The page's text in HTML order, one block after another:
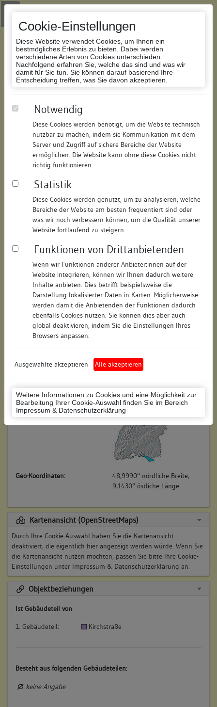
Cookie-Einstellungen
Diese Website verwendet Cookies, um Ihnen ein
bestmögliches Erlebnis zu bieten. Dabei werden
verschiedene Arten von Cookies unterschieden.
Nachfolgend erfahren Sie, welche das sind und was wir
damit für Sie tun. Sie können darauf basierend Ihre
Entscheidung treffen, was Sie davon akzeptieren.
Notwendig
Diese Cookies werden benötigt, um die Website technisch
nutzbar zu machen, indem sie Kommunikation mit dem
Server und Zugriff auf sichere Bereiche der Website
ermöglichen. Die Website kann ohne diese Cookies nicht
richtig funktionieren.
Statistik
Diese Cookies werden genutzt, um zu analysieren, welche
Bereiche der Website am besten frequentiert sind oder
was wir noch verbessern können, um die Qualität unserer
Website fortlaufend zu steigern.
Funktionen von Drittanbietenden
Wenn wir Funktionen anderer Anbieter:innen auf der
Website integrieren, können wir Ihnen dadurch weitere
Inhalte anbieten. Dies betrifft beispielsweise die
Darstellung lokalisierter Daten in Karten. Möglicherweise
werden damit die Anbietenden der Funktionen dadurch
ebenfalls Cookies nutzen. Sie können dies aber auch
global deaktivieren, indem Sie die Einstellungen Ihres
Browsers anpassen.
Ausgewählte akzeptieren Alle akzeptieren
Weitere Informationen zu Cookies und eine Möglichkeit zur
Bearbeitung Ihrer Cookie-Auswahl finden Sie im Bereich
Impressum & Datenschutzerklärung
Zur Navigation springen
Zum Inhalt der Website springen
Datenbank Bauforschung/Restaurierung
162833166917/Datum:04.05.2016
Datenbestand:
Bauforschung und Restaurierung
Als PDF herunterladen:
Objektdaten
Straße: Kirchstraße
Hausnummer: 38
Postleitzahl: 74354
Stadt-Teilort: Besigheim
Regierungsbezirk: Stuttgart
Ludwigsburg (Landkreis)
Wohnplatzschlüssel: 8118007001
Flurstücknummer: keine
Historischer Straßenname: keiner
Lage des Wohnplatzes:
Geo-Koordinaten:
48,9990° nördliche Breite,
9,1430° östliche Länge
Kartenansicht (OpenStreetMaps)
Durch Ihre Cookie-Auswahl haben Sie die Kartenansicht
deaktiviert, die eigentlich hier angezeigt werden würde. Wenn Sie
die Kartenansicht nutzen möchten, passen Sie bitte Ihre Cookie-
Einstellungen unter Impressum & Datenschutzerklärung an.
Objektbeziehungen
Ist Gebäudeteil von:
1. Gebäudeteil: Kirchstraße
Besteht aus folgenden Gebäudeteilen:
keine Angabe